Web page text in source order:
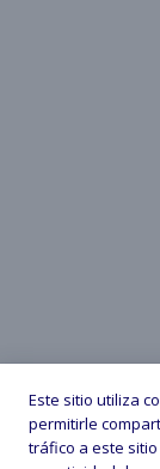
Este sitio utiliza
permitirle
tráfico a este